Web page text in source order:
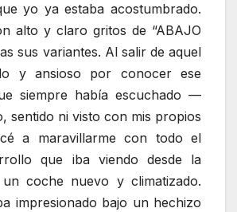
yo ya estaba acostumbrado.
alto y claro gritos de “ABAJO
sus variantes. Al salir de aquel
y ansioso por conocer ese
siempre había escuchado —
sentido ni visto con mis propios
a maravillarme con todo el
que iba viendo desde la
coche nuevo y climatizado.
impresionado bajo un hechizo